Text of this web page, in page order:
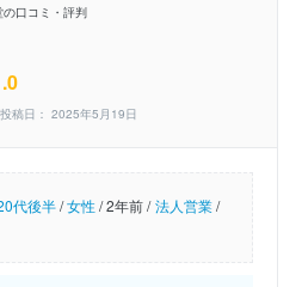
口コミ・評判
稿日： 2025年5月19日
代後半/女性/2年前 / 法人営業/